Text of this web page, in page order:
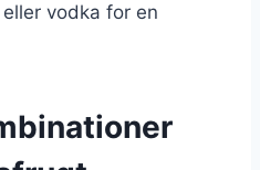
vodka for en